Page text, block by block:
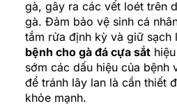
gà, gây ra các vết loét trên
gà. Đảm bảo vệ sinh cá
tắm rửa định kỳ và giữ sạch
bệnh cho gà đá cựa sắthiệu
sớm các dấu hiệu của bệnh
để tránh lây lan là cần thiết
khỏe mạnh.